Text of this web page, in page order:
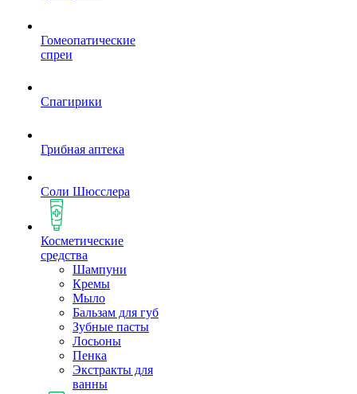
Гомеопатические
спреи
Спагирики
Грибная аптека
Соли Шюсслера
Косметические
средства
Шампуни
Кремы
Мыло
Бальзам для губ
Зубные пасты
Лосьоны
Пенка
Экстракты для
ванны